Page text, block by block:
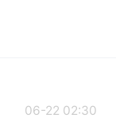
06-22 02:30